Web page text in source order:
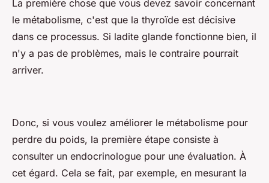
La première chose que vous devez savoir concernant
le métabolisme, c'est que la thyroïde est décisive
dans ce processus. Si ladite glande fonctionne bien, il
n'y a pas de problèmes, mais le contraire pourrait
arriver.
Donc, si vous voulez améliorer le métabolisme pour
perdre du poids, la première étape consiste à
consulter un endocrinologue pour une évaluation. À
cet égard. Cela se fait, par exemple, en mesurant la